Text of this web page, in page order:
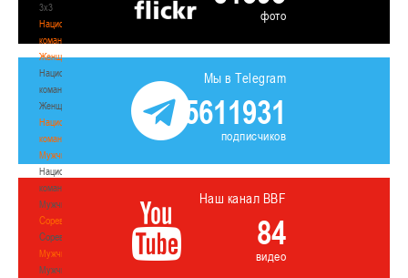
3х3
Национальная
команда.
Женщины
Национальная
команда.
Женщины
Национальная
команда.
Мужчины
Национальная
команда.
Мужчины
Соревнования
Соревнования
Мужчины
Мужчины
фото
Мы в Telegram
5611931
подписчиков
Наш канал BBF
84
видео